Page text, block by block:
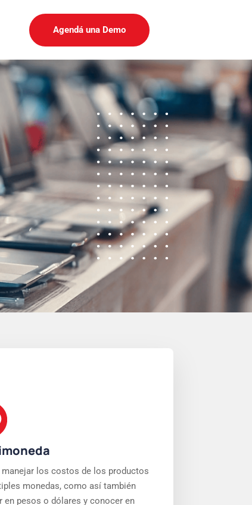
Agendá una Demo
manejar los costos de los productos
monedas, como así también
en pesos o dólares y conocer en